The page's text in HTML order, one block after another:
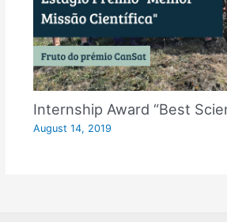
Internship Award “Best
August 14, 2019